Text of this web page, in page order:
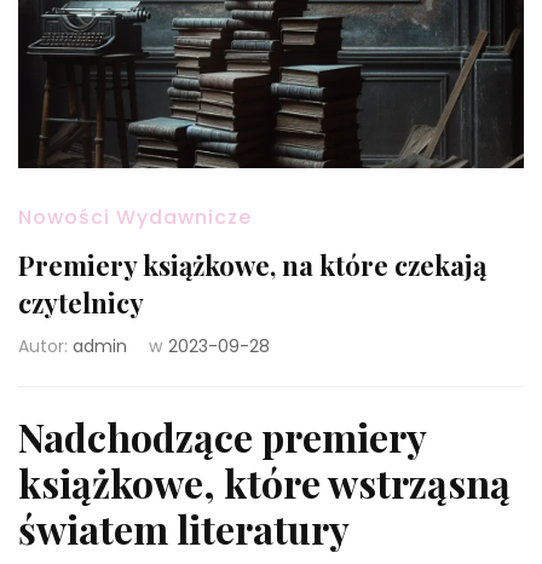
Nowości Wydawnicze
Premiery książkowe, na które czekają
czytelnicy
Autor: admin w 2023-09-28
Nadchodzące premiery
książkowe, które wstrząsną
światem literatury